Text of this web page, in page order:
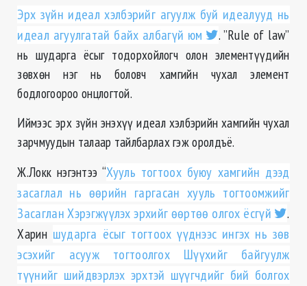
Эрх зүйн идеал хэлбэрийг агуулж буй идеалууд нь
идеал агуулгатай байх албагүй юм
. ”Rule of law”
нь шударга ёсыг тодорхойлогч олон элементүүдийн
зөвхөн нэг нь боловч хамгийн чухал элемент
бодлогоороо онцлогтой.
Иймээс эрх зүйн энэхүү идеал хэлбэрийн хамгийн чухал
зарчмуудын талаар тайлбарлах гэж оролдъё.
Ж.Локк нэгэнтээ “Хууль тогтоох буюу хамгийн дээд
засаглал нь өөрийн гаргасан хууль тогтоомжийг
Засаглан Хэрэгжүүлэх эрхийг өөртөө олгох ёсгүй
.
Харин шударга ёсыг тогтоох үүднээс ингэх нь зөв
эсэхийг асууж тогтоолгох Шүүхийг байгуулж
түүнийг шийдвэрлэх эрхтэй шүүгчдийг бий болгох